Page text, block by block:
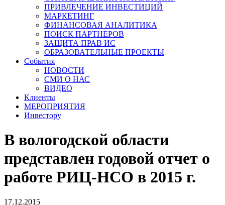
ПРИВЛЕЧЕНИЕ ИНВЕСТИЦИЙ
МАРКЕТИНГ
ФИНАНСОВАЯ АНАЛИТИКА
ПОИСК ПАРТНЕРОВ
ЗАЩИТА ПРАВ ИС
ОБРАЗОВАТЕЛЬНЫЕ ПРОЕКТЫ
События
НОВОСТИ
СМИ О НАС
ВИДЕО
Клиенты
МЕРОПРИЯТИЯ
Инвестору
В вологодской области
представлен годовой отчет о
работе РИЦ-НСО в 2015 г.
17.12.2015